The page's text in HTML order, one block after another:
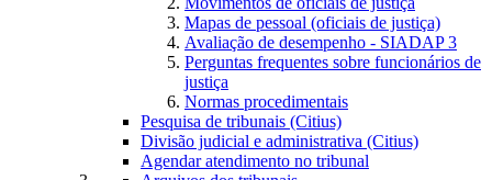
Mapas de pessoal (oficiais de justiça)
Avaliação de desempenho - SIADAP 3
Perguntas frequentes sobre funcionários de
justiça
Normas procedimentais
Pesquisa de tribunais (Citius)
Divisão judicial e administrativa (Citius)
Agendar atendimento no tribunal